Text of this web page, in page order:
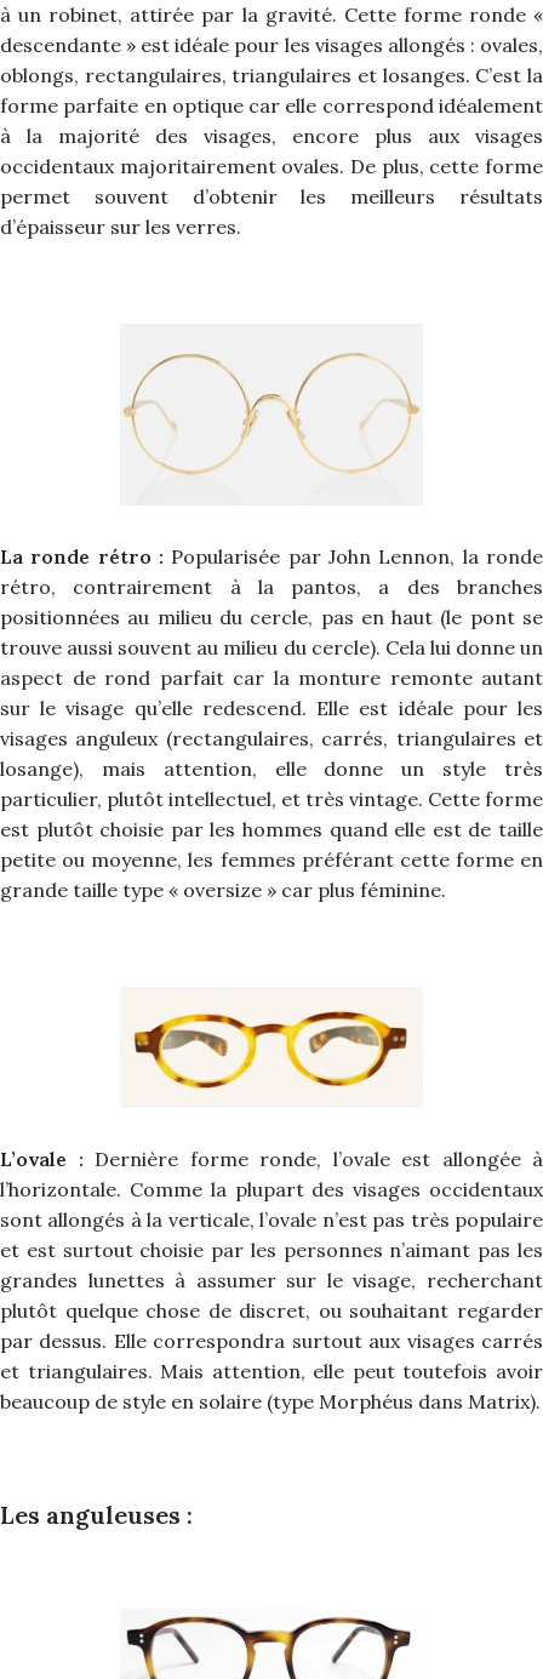
à un robinet, attirée par la gravité. Cette forme ronde «
descendante » est idéale pour les visages allongés : ovales,
oblongs, rectangulaires, triangulaires et losanges. C’est la
forme parfaite en optique car elle correspond idéalement
à la majorité des visages, encore plus aux visages
occidentaux majoritairement ovales. De plus, cette forme
permet souvent d’obtenir les meilleurs résultats
d’épaisseur sur les verres.
La ronde rétro : Popularisée par John Lennon, la ronde
rétro, contrairement à la pantos, a des branches
positionnées au milieu du cercle, pas en haut (le pont se
trouve aussi souvent au milieu du cercle). Cela lui donne un
aspect de rond parfait car la monture remonte autant
sur le visage qu’elle redescend. Elle est idéale pour les
visages anguleux (rectangulaires, carrés, triangulaires et
losange), mais attention, elle donne un style très
particulier, plutôt intellectuel, et très vintage. Cette forme
est plutôt choisie par les hommes quand elle est de taille
petite ou moyenne, les femmes préférant cette forme en
grande taille type « oversize » car plus féminine.
L’ovale : Dernière forme ronde, l’ovale est allongée à
l’horizontale. Comme la plupart des visages occidentaux
sont allongés à la verticale, l’ovale n’est pas très populaire
et est surtout choisie par les personnes n’aimant pas les
grandes lunettes à assumer sur le visage, recherchant
plutôt quelque chose de discret, ou souhaitant regarder
par dessus. Elle correspondra surtout aux visages carrés
et triangulaires. Mais attention, elle peut toutefois avoir
beaucoup de style en solaire (type Morphéus dans Matrix).
Les anguleuses :